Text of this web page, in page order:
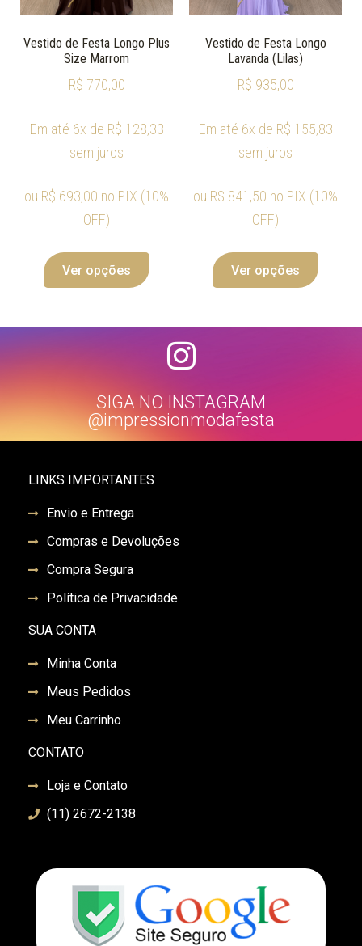
Vestido de Festa Longo Plus
Size Marrom
R$ 770,00
Em até 6x de R$ 128,33
sem juros
ou R$ 693,00 no PIX (10%
OFF)
Ver opções
Vestido de Festa Longo
Lavanda (Lilas)
R$ 935,00
Em até 6x de R$ 155,83
sem juros
ou R$ 841,50 no PIX (10%
OFF)
Ver opções
SIGA NO INSTAGRAM
@impressionmodafesta
LINKS IMPORTANTES
Envio e Entrega
Compras e Devoluções
Compra Segura
Política de Privacidade
SUA CONTA
Minha Conta
Meus Pedidos
Meu Carrinho
CONTATO
Loja e Contato
(11) 2672-2138